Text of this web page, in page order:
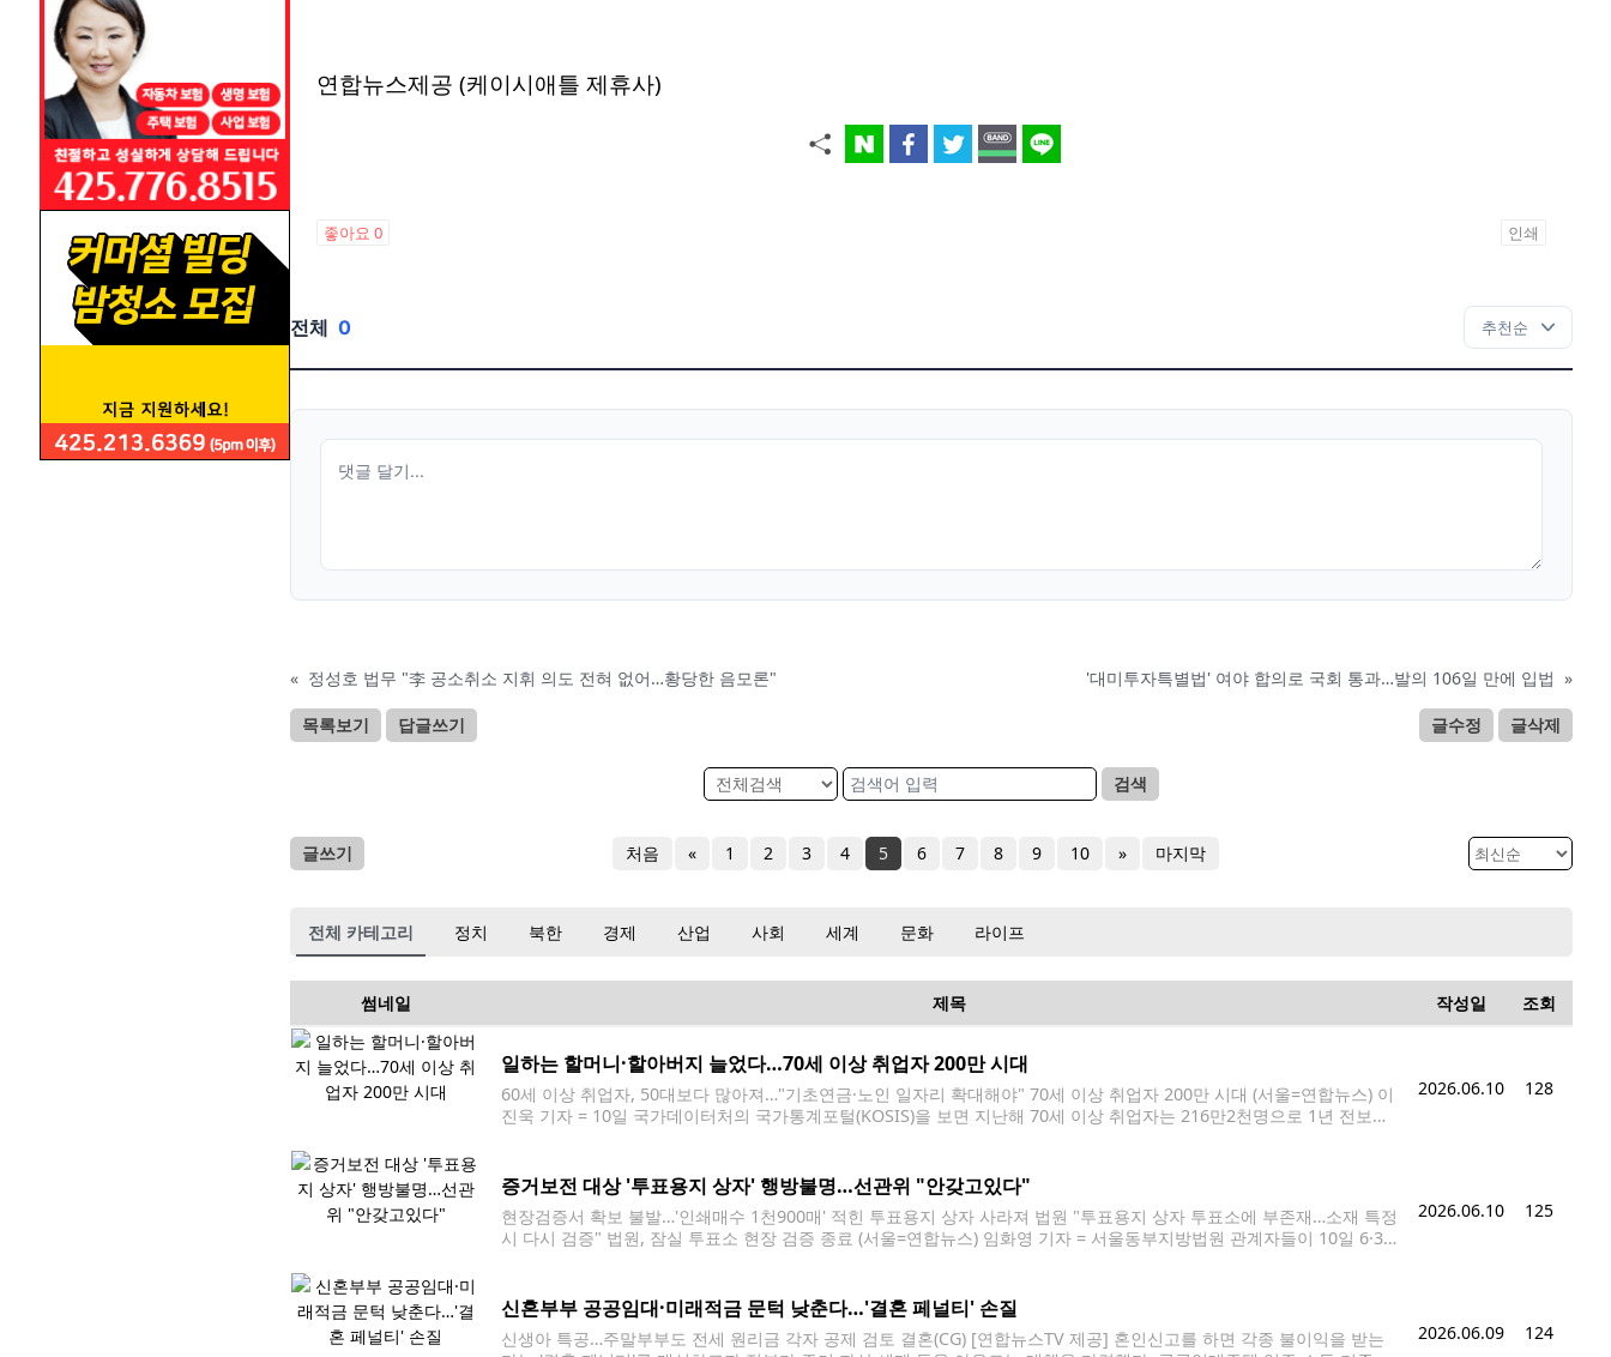
연합뉴스제공 (케이시애틀 제휴사)
좋아요 0 인쇄
전체 0
« 정성호 법무 "李 공소취소 지휘 의도 전혀 없어…황당한 음모론" '대미투자특별법' 여야 합의로 국회 통과…발의 106일 만에 입법 »
목록보기 답글쓰기 글수정 글삭제
검색
글쓰기 처음 « 1 2 3 4 5 6 7 8 9 10 » 마지막
전체 카테고리 정치 북한 경제 산업 사회 세계 문화 라이프
썸네일 제목 작성일 조회
일하는 할머니·할아버지 늘었다…70세 이상 취업자 200만 시대
60세 이상 취업자, 50대보다 많아져…"기초연금·노인 일자리 확대해야" 70세 이상 취업자 200만 시대 (서울=연합뉴스) 이
진욱 기자 = 10일 국가데이터처의 국가통계포털(KOSIS)을 보면 지난해 70세 이상 취업자는 216만2천명으로 1년 전보다
2026.06.10 128
증거보전 대상 '투표용지 상자' 행방불명…선관위 "안갖고있다"
현장검증서 확보 불발…'인쇄매수 1천900매' 적힌 투표용지 상자 사라져 법원 "투표용지 상자 투표소에 부존재…소재 특정
시 다시 검증" 법원, 잠실 투표소 현장 검증 종료 (서울=연합뉴스) 임화영 기자 = 서울동부지방법원 관계자들이 10일 6·3
2026.06.10 125
신혼부부 공공임대·미래적금 문턱 낮춘다…'결혼 페널티' 손질
신생아 특공…주말부부도 전세 원리금 각자 공제 검토 결혼(CG) [연합뉴스TV 제공] 혼인신고를 하면 각종 불이익을 받는
2026.06.09 124